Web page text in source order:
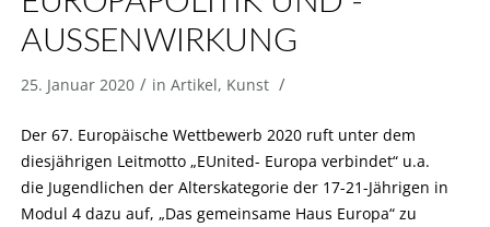
AUSSENWIRKUNG
25. Januar 2020 / in Artikel, Kunst /
Der 67. Europäische Wettbewerb 2020 ruft unter dem
diesjährigen Leitmotto „EUnited- Europa verbindet“ u.a.
die Jugendlichen der Alterskategorie der 17-21-Jährigen in
Modul 4 dazu auf, „Das gemeinsame Haus Europa“ zu